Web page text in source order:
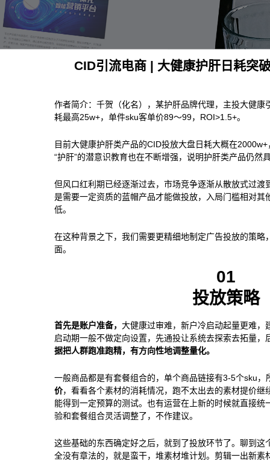
CID引流电商 | 大健康护肝日耗突
作者简介：千贺（化名），某护肝品牌代理，主投大健康
耗最高25w+，单件sku客单价89～99，ROI>1.5+。
目前大健康护肝类产品的CID投放大盘日耗大概在
“护肝”的潜意识教育也在不断增强，说明护肝类产品仍然
但风口红利期已经逐渐过去，市场竞争逐渐从散放式过渡
是需要一定资质的蓝帽产品才能做投放，入局门槛相对其
低。
在这种背景之下，我们需要更精细地制定广告投放的策略
面。
01
投放策略
首先是账户准备， 大健康过审难，新户冷启动起量更难，
启动期一般不做定向设置，先通投让系统去探索去拓量，
据把人群跑准跑精，有方向性地调整量化。
一般商品都是有套餐组合的，单个商品链接有3-5个sku，
价，看看各个素材的消耗情况，跑不太出去的素材提价继
能得到一定预算的测试。也有运营在上新的时候就直接统
验和套餐组合灵活调整了，不作建议。
这些基础的东西确定好之后，就到了投放环节了。聊到这
全没有章法的，就是蛮干，堆素材堆计划。剪辑一出新素